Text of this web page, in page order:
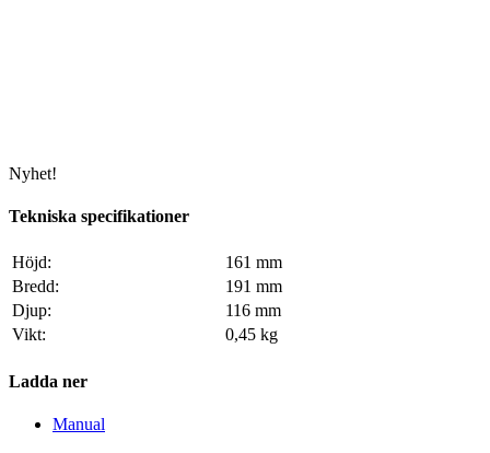
Nyhet!
Tekniska specifikationer
Höjd:
161 mm
Bredd:
191 mm
Djup:
116 mm
Vikt:
0,45 kg
Ladda ner
Manual